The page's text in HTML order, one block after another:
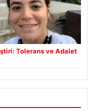
Tolerans ve Adalet